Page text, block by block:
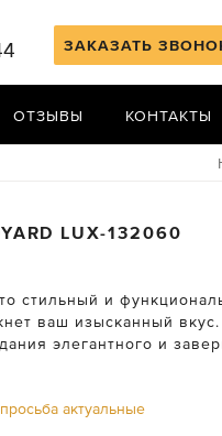
ЗАКАЗАТЬ
ОТЗЫВЫ КОНТАКТЫ
LUX-132060
стильный и
ваш изысканный
элегантного и
актуальные